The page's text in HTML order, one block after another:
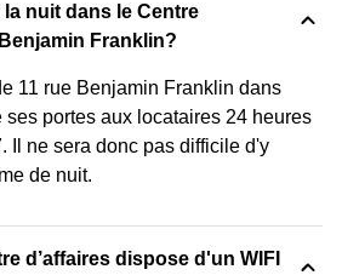
nuit dans le Centre
Franklin?
11 rue Benjamin Franklin dans
portes aux locataires 24 heures
Il ne sera donc pas difficile d'y
de nuit.
d’affaires dispose d'un WIFI